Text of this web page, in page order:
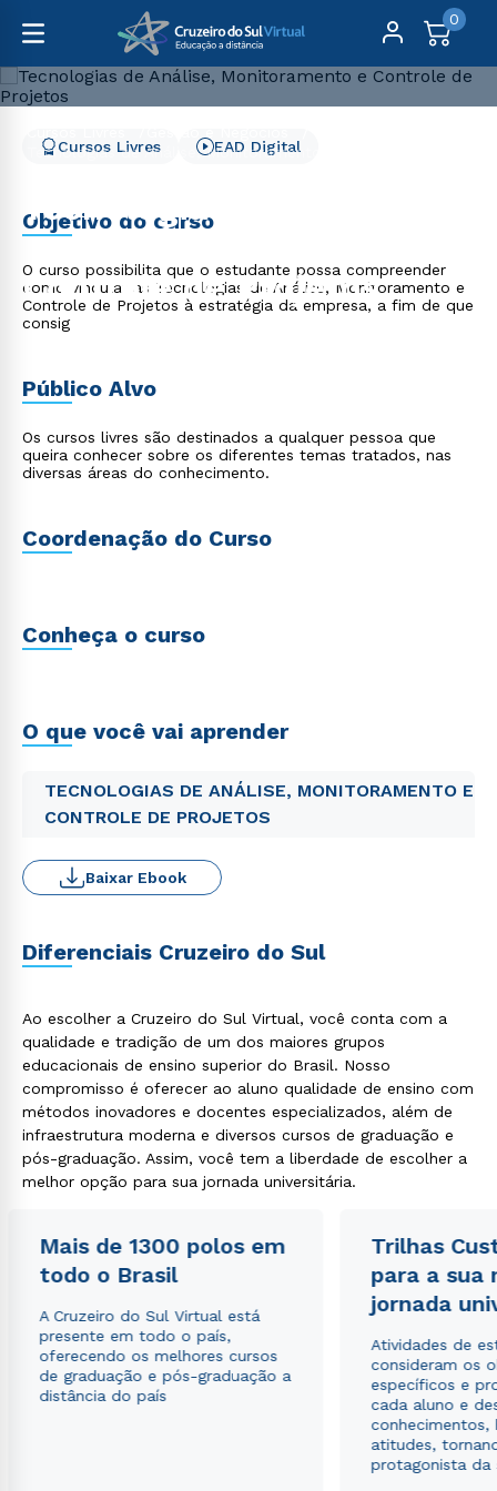
0
Tecnologias de Análise, Monitoramento e Controle de
Tecnologias de Análise,
Monitoramento e
Controle de Projetos
Cursos Livres EAD Digital
Objetivo do curso
O curso possibilita que o estudante possa compreender
como vincular as Tecnologias de Análise, Monitoramento e
Controle de Projetos à estratégia da empresa, a fim de que
consig
Público Alvo
Os cursos livres são destinados a qualquer pessoa que
queira conhecer sobre os diferentes temas tratados, nas
diversas áreas do conhecimento.
Coordenação do Curso
Conheça o curso
O que você vai aprender
TECNOLOGIAS DE ANÁLISE, MONITORAMENTO E
CONTROLE DE PROJETOS
Baixar Ebook
Diferenciais Cruzeiro do Sul
Ao escolher a Cruzeiro do Sul Virtual, você conta com a
qualidade e tradição de um dos maiores grupos
educacionais de ensino superior do Brasil. Nosso
compromisso é oferecer ao aluno qualidade de ensino com
métodos inovadores e docentes especializados, além de
infraestrutura moderna e diversos cursos de graduação e
pós-graduação. Assim, você tem a liberdade de escolher a
melhor opção para sua jornada universitária.
Mais de 1300 polos em
todo o Brasil
A Cruzeiro do Sul Virtual está
presente em todo o país,
oferecendo os melhores cursos
de graduação e pós-graduação a
distância do país
Trilhas
para a sua
jornada
Atividades de
consideram os
específicos e
cada aluno e
conhecimentos,
atitudes,
protagonista da